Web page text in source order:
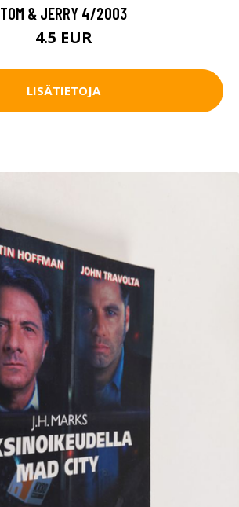
TOM & JERRY 4/2003
4.5 EUR
LISÄTIETOJA